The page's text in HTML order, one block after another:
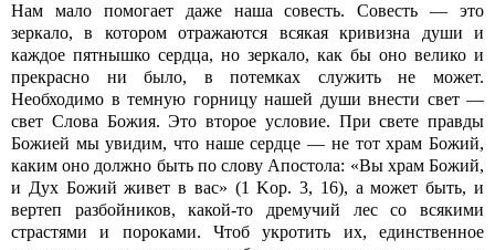
Нам мало помогает даже наша совесть. Совесть — это
зеркало, в котором отражаются всякая кривизна души и
каждое пятнышко сердца, но зеркало, как бы оно велико и
прекрасно ни было, в потемках служить не может.
Необходимо в темную горницу нашей души внести свет —
свет Слова Божия. Это второе условие. При свете правды
Божией мы увидим, что наше сердце — не тот храм Божий,
каким оно должно быть по слову Апостола: «Вы храм Божий,
и Дух Божий живет в вас» (1 Kop. 3, 16), а может быть, и
вертеп разбойников, какой-то дремучий лес со всякими
страстями и пороками. Чтоб укротить их, единственное